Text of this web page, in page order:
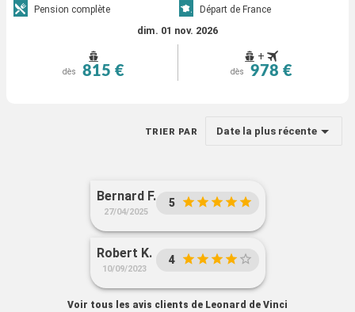
Pension complète
Départ de France
dim. 01 nov. 2026
dès 815 €
+
dès 978 €
TRIER PAR Date la plus récente
Bernard F.
27/04/2025
5
Robert K.
10/09/2023
4
Voir tous les avis clients de Leonard de Vinci